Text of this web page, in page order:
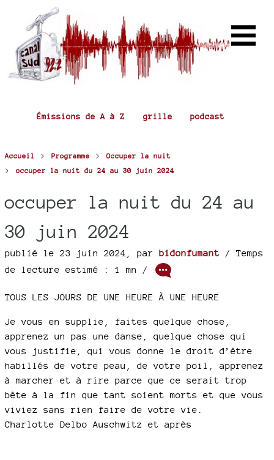
Émissions de A à Z grille podcast
Accueil > Programme >Occuper la nuit
> occuper la nuit du 24 au 30 juin 2024
occuper la nuit du 24 au
30 juin 2024
publié le 23 juin 2024 par bidonfumant / Temps
de lecture estimé : 1 mn /
TOUS LES JOURS DE UNE HEURE À UNE HEURE
Je vous en supplie, faites quelque chose,
apprenez un pas une danse, quelque chose qui
vous justifie, qui vous donne le droit d’être
habillés de votre peau, de votre poil, apprenez
à marcher et à rire parce que ce serait trop
bête à la fin que tant soient morts et que vous
viviez sans rien faire de votre vie.
Charlotte Delbo Auschwitz et après